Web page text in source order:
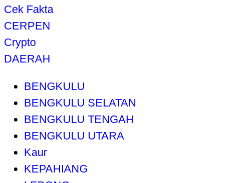
Cek Fakta
CERPEN
Crypto
DAERAH
BENGKULU
BENGKULU SELATAN
BENGKULU TENGAH
BENGKULU UTARA
Kaur
KEPAHIANG